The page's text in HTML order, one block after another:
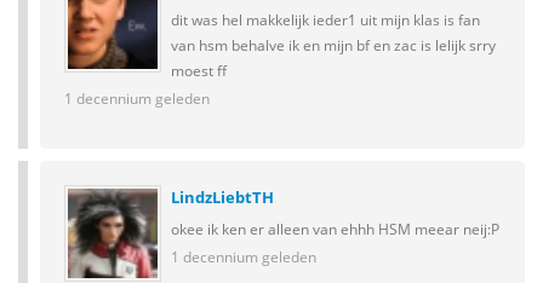
dit was hel makkelijk ieder1 uit mijn klas is fan
van hsm behalve ik en mijn bf en zac is lelijk srry
moest ff
1 decennium geleden
LindzLiebtTH
okee ik ken er alleen van ehhh HSM meear neij:P
1 decennium geleden